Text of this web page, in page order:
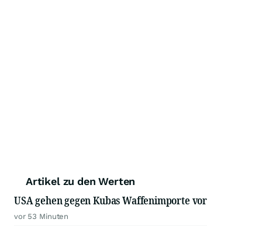
Artikel zu den Werten
USA gehen gegen Kubas Waffenimporte vor
vor 53 Minuten